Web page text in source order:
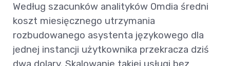
Według szacunków analityków Omdia średni
koszt miesięcznego utrzymania
rozbudowanego asystenta językowego dla
jednej instancji użytkownika przekracza dziś